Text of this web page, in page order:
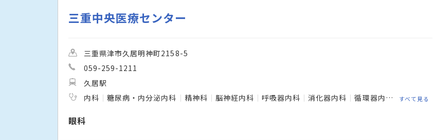
三重中央医療センター
三重県津市久居明神町2158-5
059-259-1211
久居駅
内科
糖尿病・内分泌内科 精神科 脳神経内科 呼吸器内科 消化器内科 循環器内科 リウマチ科
すべて見る
眼科